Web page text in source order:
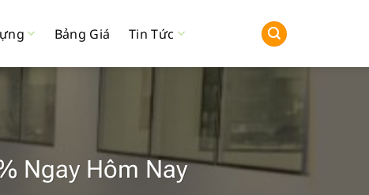
Bảng Giá Tin Tức
Ngay Hôm Nay